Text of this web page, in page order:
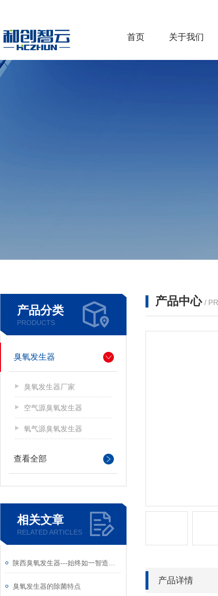
首页 关于我们
产品分类
PRODUCTS
臭氧发生器
臭氧发生器厂家
空气源臭氧发生器
氧气源臭氧发生器
查看全部
相关文章
RELATED ARTICLES
臭氧发生器的除菌特点
产品中心 /
产品详情